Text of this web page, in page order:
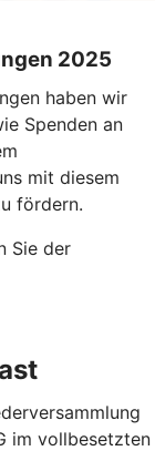
2025
haben wir
Spenden an
mit diesem
fördern.
Sie der
im vollbesetzten